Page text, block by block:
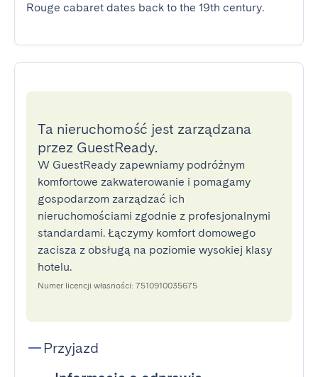
Rouge cabaret dates back to the 19th century.
Ta nieruchomość jest zarządzana
przez GuestReady.
W GuestReady zapewniamy podróżnym
komfortowe zakwaterowanie i pomagamy
gospodarzom zarządzać ich
nieruchomościami zgodnie z profesjonalnymi
standardami. Łączymy komfort domowego
zacisza z obsługą na poziomie wysokiej klasy
hotelu.
Numer licencji własności: 7510910035675
Przyjazd